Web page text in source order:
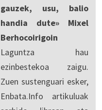
gauzek, usu, balio
handia dute» Mixel
Berhocoirigoin
Laguntza hau
ezinbestekoa zaigu.
Zuen sustenguari esker,
Enbata.Info artikuluak